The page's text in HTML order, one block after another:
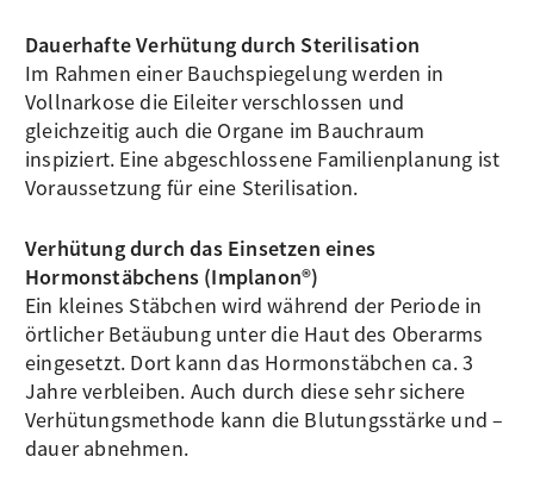
Dauerhafte Verhütung durch Sterilisation
Im Rahmen einer Bauchspiegelung werden in
Vollnarkose die Eileiter verschlossen und
gleichzeitig auch die Organe im Bauchraum
inspiziert. Eine abgeschlossene Familienplanung ist
Voraussetzung für eine Sterilisation.
Verhütung durch das Einsetzen eines
Hormonstäbchens (Implanon®)
Ein kleines Stäbchen wird während der Periode in
örtlicher Betäubung unter die Haut des Oberarms
eingesetzt. Dort kann das Hormonstäbchen ca. 3
Jahre verbleiben. Auch durch diese sehr sichere
Verhütungsmethode kann die Blutungsstärke und –
dauer abnehmen.